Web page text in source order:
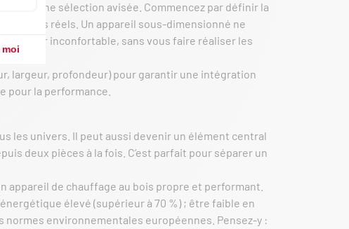
pour une sélection avisée. Commencez par définir la
besoins réels. Un appareil sous-dimensionné ne
chaleur inconfortable, sans vous faire réaliser les
largeur, profondeur) pour garantir une intégration
pour la performance.
les univers. Il peut aussi devenir un élément central
deux pièces à la fois. C’est parfait pour séparer un
appareil de chauffage au bois propre et performant.
élevé (supérieur à 70 %) ; être faible en
environnementales européennes. Pensez-y :